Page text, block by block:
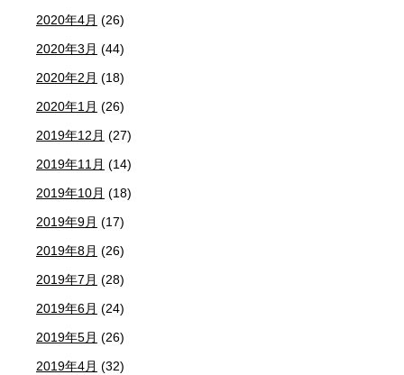
2020年4月 (26)
2020年3月 (44)
2020年2月 (18)
2020年1月 (26)
2019年12月 (27)
2019年11月 (14)
2019年10月 (18)
2019年9月 (17)
2019年8月 (26)
2019年7月 (28)
2019年6月 (24)
2019年5月 (26)
2019年4月 (32)